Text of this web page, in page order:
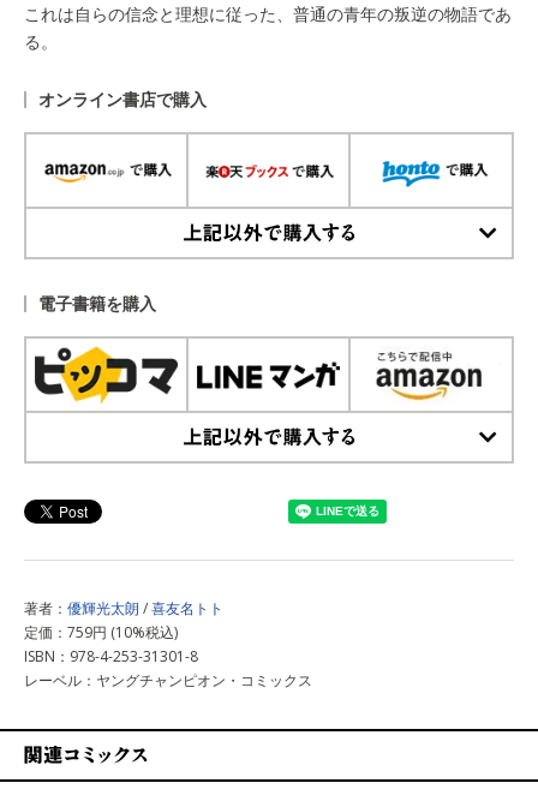
これは自らの信念と理想に従った、普通の青年の叛逆の物語であ
る。
オンライン書店で購入
電子書籍を購入
著者： 優輝光太朗 /喜友名トト
定価：759円 (10%税込)
ISBN：978-4-253-31301-8
レーベル：ヤングチャンピオン・コミックス